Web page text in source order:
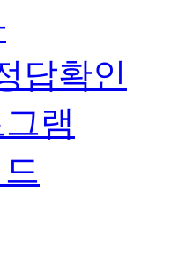
답확인
램